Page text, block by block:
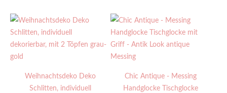
Weihnachtsdeko Deko
Schlitten, individuell
Chic Antique - Messing
Handglocke Tischglocke